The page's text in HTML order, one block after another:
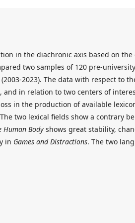
in the diachronic axis based on
two samples of 120 pre-
2023). The data with respect to
and in relation to two centers of
in the production of available
two lexical fields show a contrary
Human Body shows great stability,
in Games and Distractions. The two